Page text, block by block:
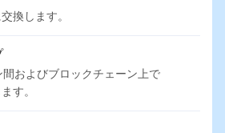
換します。
間およびブロックチェーン上で
す。